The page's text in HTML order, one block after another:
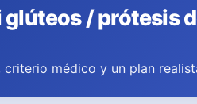
glúteos / prótesis
criterio médico y un plan